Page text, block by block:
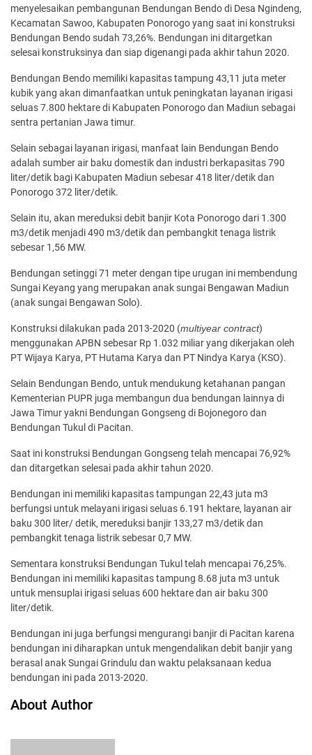
menyelesaikan pembangunan Bendungan Bendo di Desa Ngindeng,
Kecamatan Sawoo, Kabupaten Ponorogo yang saat ini konstruksi
Bendungan Bendo sudah 73,26%. Bendungan ini ditargetkan
selesai konstruksinya dan siap digenangi pada akhir tahun 2020.
Bendungan Bendo memiliki kapasitas tampung 43,11 juta meter
kubik yang akan dimanfaatkan untuk peningkatan layanan irigasi
seluas 7.800 hektare di Kabupaten Ponorogo dan Madiun sebagai
sentra pertanian Jawa timur.
Selain sebagai layanan irigasi, manfaat lain Bendungan Bendo
adalah sumber air baku domestik dan industri berkapasitas 790
liter/detik bagi Kabupaten Madiun sebesar 418 liter/detik dan
Ponorogo 372 liter/detik.
Selain itu, akan mereduksi debit banjir Kota Ponorogo dari 1.300
m3/detik menjadi 490 m3/detik dan pembangkit tenaga listrik
sebesar 1,56 MW.
Bendungan setinggi 71 meter dengan tipe urugan ini membendung
Sungai Keyang yang merupakan anak sungai Bengawan Madiun
(anak sungai Bengawan Solo).
Konstruksi dilakukan pada 2013-2020 (multiyear contract)
menggunakan APBN sebesar Rp 1.032 miliar yang dikerjakan oleh
PT Wijaya Karya, PT Hutama Karya dan PT Nindya Karya (KSO).
Selain Bendungan Bendo, untuk mendukung ketahanan pangan
Kementerian PUPR juga membangun dua bendungan lainnya di
Jawa Timur yakni Bendungan Gongseng di Bojonegoro dan
Bendungan Tukul di Pacitan.
Saat ini konstruksi Bendungan Gongseng telah mencapai 76,92%
dan ditargetkan selesai pada akhir tahun 2020.
Bendungan ini memiliki kapasitas tampungan 22,43 juta m3
berfungsi untuk melayani irigasi seluas 6.191 hektare, layanan air
baku 300 liter/ detik, mereduksi banjir 133,27 m3/detik dan
pembangkit tenaga listrik sebesar 0,7 MW.
Sementara konstruksi Bendungan Tukul telah mencapai 76,25%.
Bendungan ini memiliki kapasitas tampung 8.68 juta m3 untuk
untuk mensuplai irigasi seluas 600 hektare dan air baku 300
liter/detik.
Bendungan ini juga berfungsi mengurangi banjir di Pacitan karena
bendungan ini diharapkan untuk mengendalikan debit banjir yang
berasal anak Sungai Grindulu dan waktu pelaksanaan kedua
bendungan ini pada 2013-2020.
About Author